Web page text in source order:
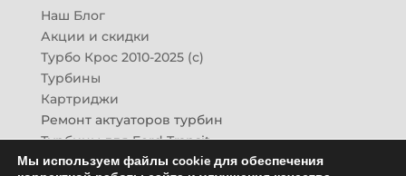
Наш Блог
Акции и скидки
Турбо Крос 2010-2025 (с)
Турбины
Картриджи
Ремонт актуаторов турбин
Турбины для Ford Transit
Турбины для Mazda CX-7
Мы используем файлы cookie для обеспечения